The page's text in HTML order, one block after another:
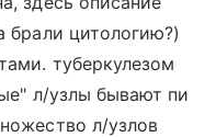
брали цитологию?)
туберкулезом
л/узлы бывают пи
л/узлов